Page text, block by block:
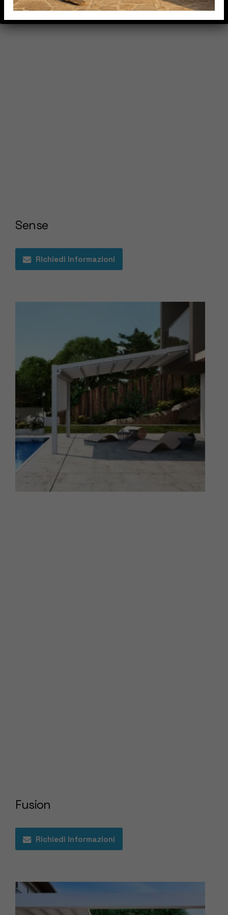
Sense
Richiedi Informazioni
Fusion
Richiedi Informazioni